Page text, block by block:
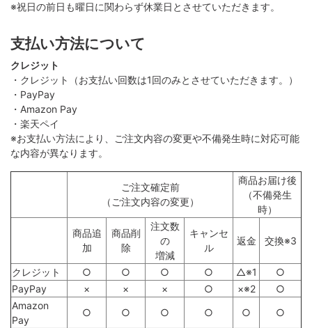
※祝日の前日も曜日に関わらず休業日とさせていただきます。
支払い方法について
クレジット
・クレジット（お支払い回数は1回のみとさせていただきます。）
・PayPay
・Amazon Pay
・楽天ペイ
※お支払い方法により、ご注文内容の変更や不備発生時に対応可能
な内容が異なります。
ご注文確定前
（ご注文内容の変更）
商品お届け後
（不備発生
時）
商品追
加
商品削
除
注文数
の
増減
キャンセ
ル
返金 交換※3
クレジット ○ ○ ○ ○ △※1
○
PayPay
× × × ○ ×※2
○
Amazon
Pay
○ ○ ○ ○ ○ ○